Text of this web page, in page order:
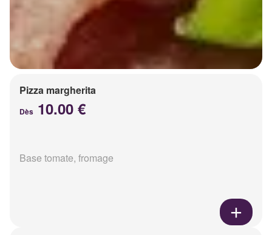
Pizza margherita
Dès 10.00 €
Base tomate, fromage